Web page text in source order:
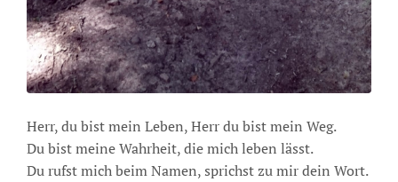
Herr, du bist mein Leben, Herr du bist mein Weg.
Du bist meine Wahrheit, die mich leben lässt.
Du rufst mich beim Namen, sprichst zu mir dein Wort.